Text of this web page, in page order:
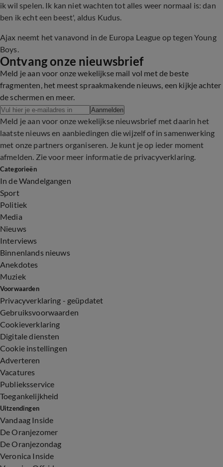
ik wil spelen. Ik kan niet wachten tot alles weer normaal is: dan
ben ik echt een beest', aldus Kudus.
Ajax neemt het vanavond in de Europa League op tegen Young
Boys.
Ontvang onze nieuwsbrief
Meld je aan voor onze wekelijkse mail vol met de beste
fragmenten, het meest spraakmakende nieuws, een kijkje achter
de schermen en meer.
Aanmelden
Meld je aan voor onze wekelijkse nieuwsbrief met daarin het
laatste nieuws en aanbiedingen die wijzelf of in samenwerking
met onze partners organiseren. Je kunt je op ieder moment
afmelden. Zie voor meer informatie de privacyverklaring.
Categorieën
In de Wandelgangen
Sport
Politiek
Media
Nieuws
Interviews
Binnenlands nieuws
Anekdotes
Muziek
Voorwaarden
Privacyverklaring - geüpdatet
Gebruiksvoorwaarden
Cookieverklaring
Digitale diensten
Cookie instellingen
Adverteren
Vacatures
Publieksservice
Toegankelijkheid
Uitzendingen
Vandaag Inside
De Oranjezomer
De Oranjezondag
Veronica Inside